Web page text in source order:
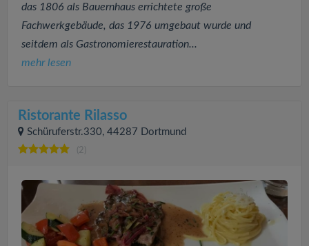
das 1806 als Bauernhaus errichtete große
Fachwerkgebäude, das 1976 umgebaut wurde und
seitdem als Gastronomierestauration...
mehr lesen
Ristorante Rilasso
Schüruferstr.330, 44287 Dortmund
(2)